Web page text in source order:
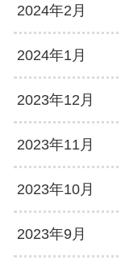
2024年2月
2024年1月
2023年12月
2023年11月
2023年10月
2023年9月